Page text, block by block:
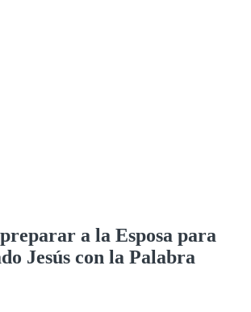
a la Esposa para
Jesús con la Palabra